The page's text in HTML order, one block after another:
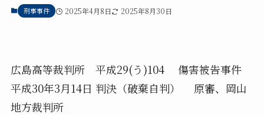
刑事事件 2025年4月8日 2025年8月30日
広島高等裁判所 平成29(う)104 傷害被告事件
平成30年3月14日 判決（破棄自判） 原審、岡山
地方裁判所